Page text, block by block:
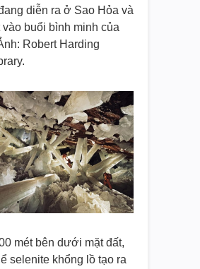
diễn ra ở Sao Hỏa và
buổi bình minh của
Robert Harding
mét bên dưới mặt đất,
selenite khổng lồ tạo ra